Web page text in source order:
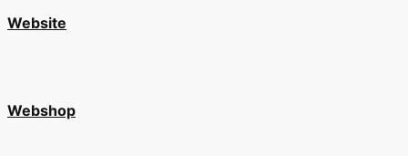
Website
Webshop